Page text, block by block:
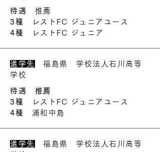
待遇 推薦
3種
レストFC ジュニアユース
4種
レストFC ジュニア
進学先
福島県 学校法人石川高等
学校
待遇 推薦
3種
レストFC ジュニアユース
4種 浦和中島
進学先
福島県 学校法人石川高等